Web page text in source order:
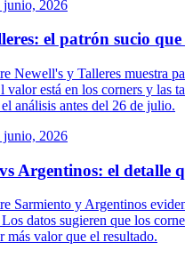
junio, 2026
el patrón sucio
Newell's y Talleres muestra
valor está en los corners y las
análisis antes del 26 de julio.
junio, 2026
Argentinos: el detalle
Sarmiento y Argentinos
datos sugieren que los
más valor que el resultado.